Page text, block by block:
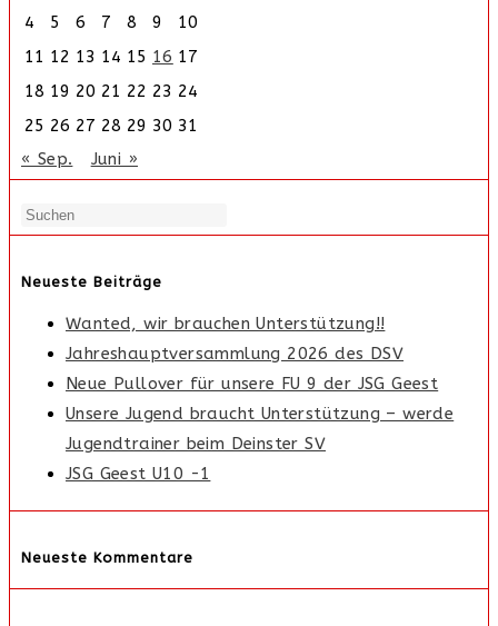
4
5 6 7 8 9
10
11 12 13 14 15 16 17
18 19 20 21 22 23 24
25 26 27 28 29 30 31
« Sep.
Juni »
Neueste Beiträge
Wanted, wir brauchen Unterstützung!!
Jahreshauptversammlung 2026 des DSV
Neue Pullover für unsere FU 9 der JSG Geest
Unsere Jugend braucht Unterstützung – werde
Jugendtrainer beim Deinster SV
JSG Geest U10 -1
Neueste Kommentare